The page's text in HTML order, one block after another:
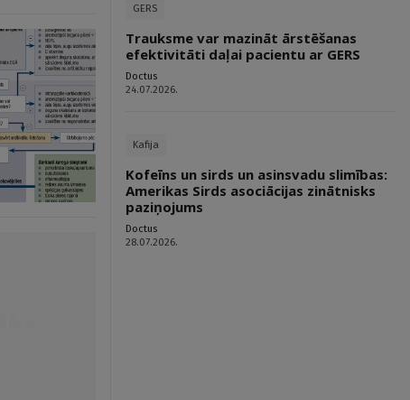
GERS
Trauksme var mazināt ārstēšanas
efektivitāti daļai pacientu ar GERS
Doctus
24.07.2026.
Kafija
Kofeīns un sirds un asinsvadu slimības:
Amerikas Sirds asociācijas zinātnisks
paziņojums
Doctus
28.07.2026.